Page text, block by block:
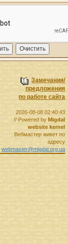
Замечания/
предложения
по работе сайта
2026-08-08 02:40:43
// Powered by Migdal
website kernel
Вебмастер живет по
адресу
webmaster@migdal.org.ua